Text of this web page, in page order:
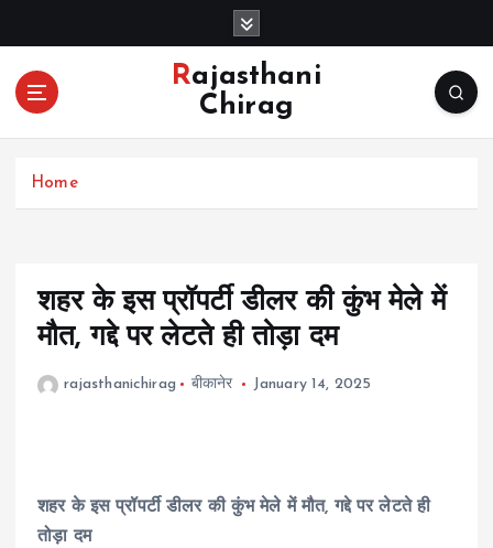
o
Rajasthani
Chirag
Home
शहर के इस प्रॉपर्टी डीलर की कुंभ मेले में
मौत, गद्दे पर लेटते ही तोड़ा दम
rajasthanichirag बीकानेर January 14, 2025
शहर के इस प्रॉपर्टी डीलर की कुंभ मेले में मौत, गद्दे पर लेटते ही
तोड़ा दम